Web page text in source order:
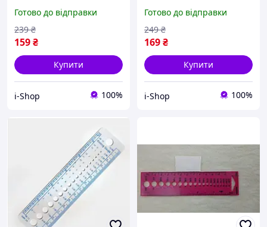
розміру взуття в
домашніх умовах
Готово до відправки
159₴
239 ₴
Купити
i-Shop 100%
підбору дитячого взуття.
Готово до відправки
169₴
249 ₴
Купити
i-Shop 100%